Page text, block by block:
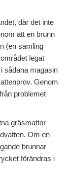
där det inte
att en brunn
(en samling
legat
sådana magasin
Genom
problemet
gräsmattor
Om en
brunnar
förändras i